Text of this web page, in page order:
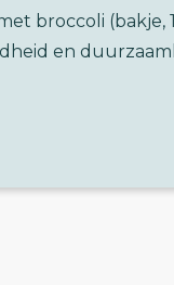
broccoli
en